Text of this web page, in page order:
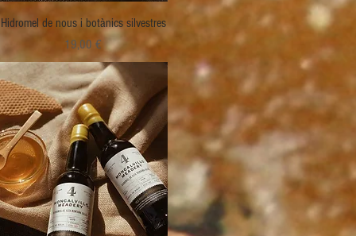
Visualització ràpida
Hidromel de nous i botànics silvestres
Preu
19,00 €